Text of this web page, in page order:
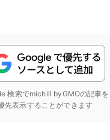
検索でmichill byGMOの記事を
先表示することができます